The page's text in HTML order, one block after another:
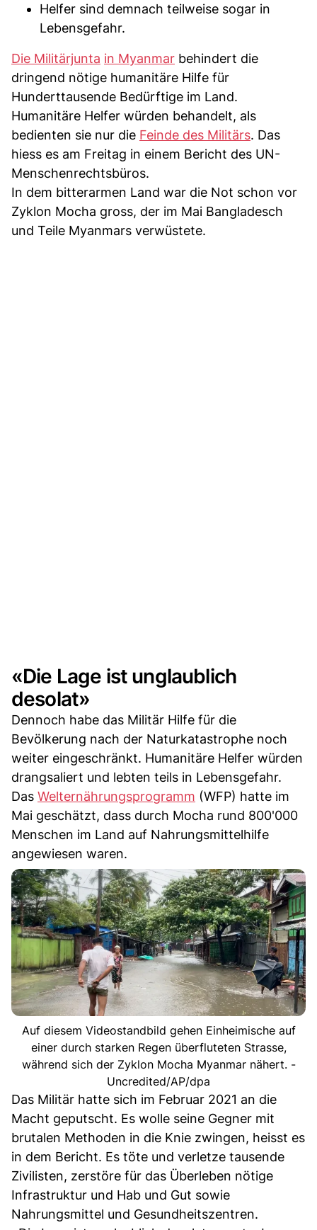
Helfer sind demnach teilweise sogar in
Lebensgefahr.
Die Militärjunta in Myanmar behindert die
dringend nötige humanitäre Hilfe für
Hunderttausende Bedürftige im Land.
Humanitäre Helfer würden behandelt, als
bedienten sie nur die Feinde des Militärs. Das
hiess es am Freitag in einem Bericht des UN-
Menschenrechtsbüros.
In dem bitterarmen Land war die Not schon vor
Zyklon Mocha gross, der im Mai Bangladesch
und Teile Myanmars verwüstete.
«Die Lage ist unglaublich
desolat»
Dennoch habe das Militär Hilfe für die
Bevölkerung nach der Naturkatastrophe noch
weiter eingeschränkt. Humanitäre Helfer würden
drangsaliert und lebten teils in Lebensgefahr.
Das Welternährungsprogramm (WFP) hatte im
Mai geschätzt, dass durch Mocha rund 800'000
Menschen im Land auf Nahrungsmittelhilfe
angewiesen waren.
Auf diesem Videostandbild gehen Einheimische auf
einer durch starken Regen überfluteten Strasse,
während sich der Zyklon Mocha Myanmar nähert. -
Uncredited/AP/dpa
Das Militär hatte sich im Februar 2021 an die
Macht geputscht. Es wolle seine Gegner mit
brutalen Methoden in die Knie zwingen, heisst es
in dem Bericht. Es töte und verletze tausende
Zivilisten, zerstöre für das Überleben nötige
Infrastruktur und Hab und Gut sowie
Nahrungsmittel und Gesundheitszentren.